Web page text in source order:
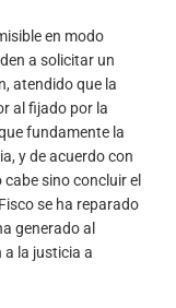
en modo
a solicitar un
atendido que la
al fijado por la
fundamente la
y de acuerdo con
sino concluir el
se ha reparado
generado al
a la justicia a